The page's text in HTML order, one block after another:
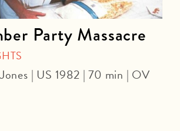
Party Massacre
| US 1982 | 70 min | OV